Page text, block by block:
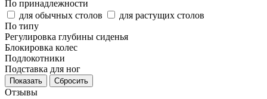
По принадлежности
для обычных столов
для растущих столов
По типу
Регулировка глубины сиденья
Блокировка колес
Подлокотники
Подставка для ног
Сбросить
Отзывы